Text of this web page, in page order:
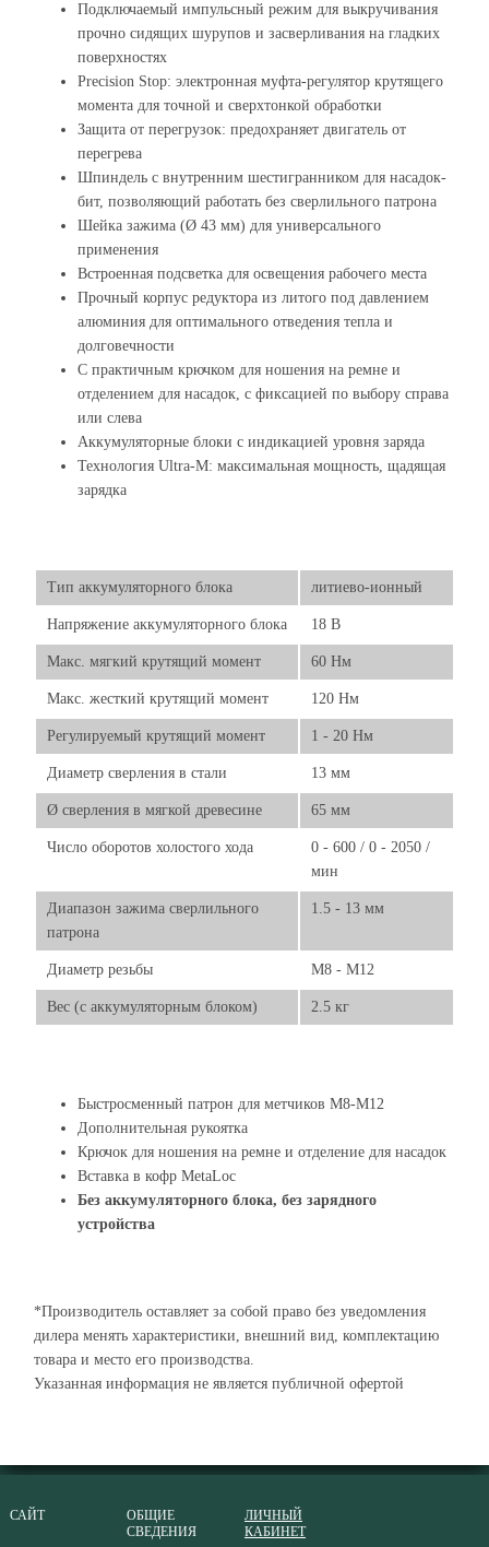
Подключаемый импульсный режим для выкручивания
прочно сидящих шурупов и засверливания на гладких
поверхностях
Precision Stop: электронная муфта-регулятор крутящего
момента для точной и сверхтонкой обработки
Защита от перегрузок: предохраняет двигатель от
перегрева
Шпиндель с внутренним шестигранником для насадок-
бит, позволяющий работать без сверлильного патрона
Шейка зажима (Ø 43 мм) для универсального
применения
Встроенная подсветка для освещения рабочего места
Прочный корпус редуктора из литого под давлением
алюминия для оптимального отведения тепла и
долговечности
С практичным крючком для ношения на ремне и
отделением для насадок, с фиксацией по выбору справа
или слева
Аккумуляторные блоки с индикацией уровня заряда
Технология Ultra-M: максимальная мощность, щадящая
зарядка
Тип аккумуляторного блока литиево-ионный
Напряжение аккумуляторного блока 18 В
Макс. мягкий крутящий момент 60 Нм
Макс. жесткий крутящий момент 120 Нм
Регулируемый крутящий момент 1 - 20 Нм
Диаметр сверления в стали 13 мм
Ø сверления в мягкой древесине 65 мм
Число оборотов холостого хода
0 - 600 / 0 - 2050 /
мин
Диапазон зажима сверлильного
патрона
1.5 - 13 мм
Диаметр резьбы M8 - M12
Вес (с аккумуляторным блоком) 2.5 кг
Быстросменный патрон для метчиков M8-M12
Дополнительная рукоятка
Крючок для ношения на ремне и отделение для насадок
Вставка в кофр MetaLoc
Без аккумуляторного блока, без зарядного
устройства
*Производитель оставляет за собой право без уведомления
дилера менять характеристики, внешний вид, комплектацию
товара и место его производства.
Указанная информация не является публичной офертой
САЙТ
ОБЩИЕ
СВЕДЕНИЯ
ЛИЧНЫЙ
КАБИНЕТ